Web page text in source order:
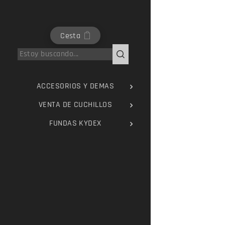
Cesta
ACCESORIOS Y DEMAS
VENTA DE CUCHILLOS
FUNDAS KYDEX